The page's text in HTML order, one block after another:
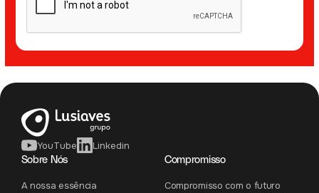
YouTube
Linkedin
Sobre Nós
A nossa essência
Compromisso
Compromisso com o futuro